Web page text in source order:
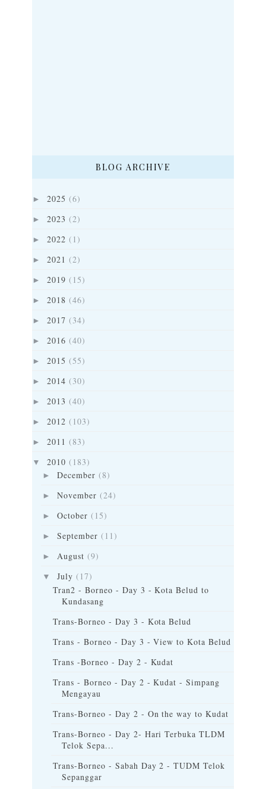
BLOG ARCHIVE
► 2025 (6)
► 2023 (2)
► 2022 (1)
► 2021 (2)
► 2019 (15)
► 2018 (46)
► 2017 (34)
► 2016 (40)
► 2015 (55)
► 2014 (30)
► 2013 (40)
► 2012 (103)
► 2011 (83)
▼ 2010 (183)
► December (8)
► November (24)
► October (15)
► September (11)
► August (9)
▼ July (17)
Tran2 - Borneo - Day 3 - Kota Belud to
Kundasang
Trans-Borneo - Day 3 - Kota Belud
Trans - Borneo - Day 3 - View to Kota Belud
Trans -Borneo - Day 2 - Kudat
Trans - Borneo - Day 2 - Kudat - Simpang
Mengayau
Trans-Borneo - Day 2 - On the way to Kudat
Trans-Borneo - Day 2- Hari Terbuka TLDM
Telok Sepa...
Trans-Borneo - Sabah Day 2 - TUDM Telok
Sepanggar